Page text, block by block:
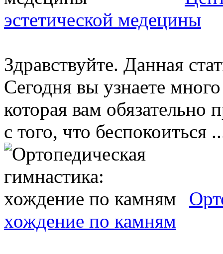
эстетической медецины
Здравствуйте. Данная
Сегодня вы узнаете
которая вам обязательно
с того, что беспокоиться
хождение по камням